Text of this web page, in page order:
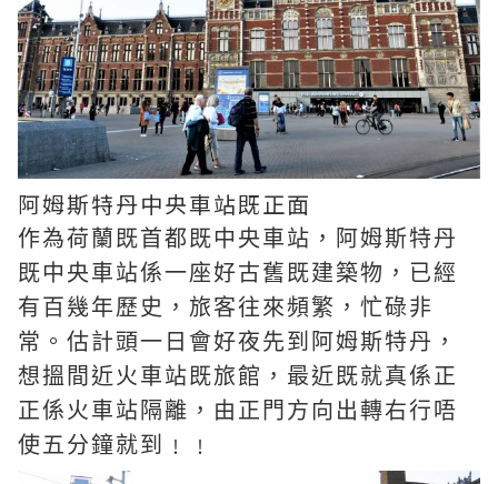
阿姆斯特丹中央車站既正面
作為荷蘭既首都既中央車站，阿姆斯特丹
既中央車站係一座好古舊既建築物，已經
有百幾年歷史，旅客往來頻繁，忙碌非
常。估計頭一日會好夜先到阿姆斯特丹，
想搵間近火車站既旅館，最近既就真係正
正係火車站隔離，由正門方向出轉右行唔
使五分鐘就到﹗﹗